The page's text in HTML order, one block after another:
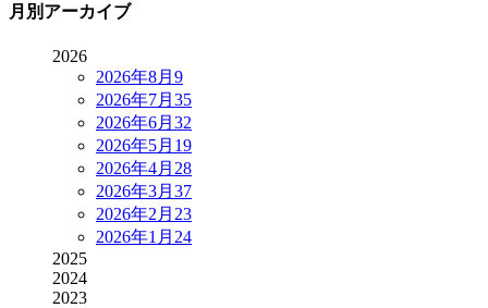
月別アーカイブ
2026
2026年8月 9
2026年7月 35
2026年6月 32
2026年5月 19
2026年4月 28
2026年3月 37
2026年2月 23
2026年1月 24
2025
2024
2023